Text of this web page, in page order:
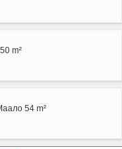
m²
54 m²